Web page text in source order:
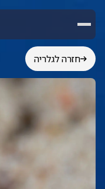
חזרה לגלריה